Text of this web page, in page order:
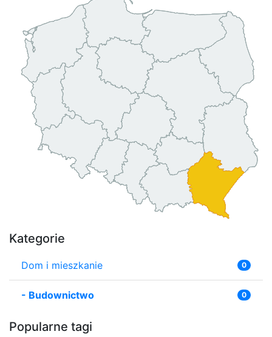
Kategorie
Dom i mieszkanie 0
- Budownictwo 0
Popularne tagi